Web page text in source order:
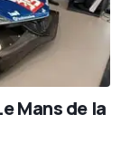
Mans de la